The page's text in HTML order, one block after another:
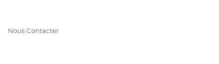
Nous Contacter